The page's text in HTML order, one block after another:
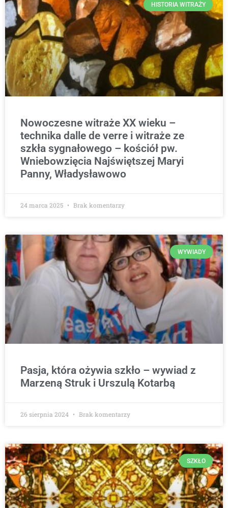
HISTORIA WITRAŻY
Nowoczesne witraże XX wieku –
technika dalle de verre i witraże ze
szkła sygnałowego – kościół pw.
Wniebowzięcia Najświętszej Maryi
Panny, Władysławowo
24 marca 2025 Brak komentarzy
WYWIADY
Pasja, która ożywia szkło – wywiad z
Marzeną Struk i Urszulą Kotarbą
26 sierpnia 2024 Brak komentarzy
SZKŁO